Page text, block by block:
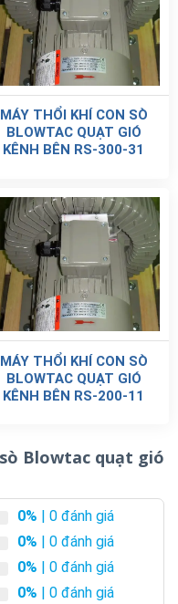
MÁY THỔI KHÍ CON SÒ
BLOWTAC QUẠT GIÓ
KÊNH BÊN RS-300-31
MÁY THỔI KHÍ CON SÒ
BLOWTAC QUẠT GIÓ
KÊNH BÊN RS-200-11
Blowtac quạt gió
0% | 0 đánh giá
0% | 0 đánh giá
0% | 0 đánh giá
0% | 0 đánh giá